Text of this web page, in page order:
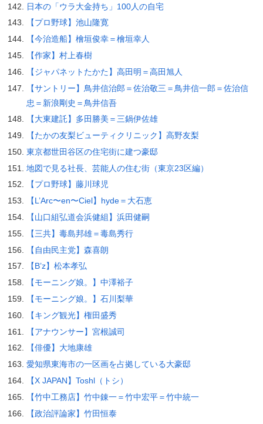
日本の「ウラ大金持ち」100人の自宅
【プロ野球】池山隆寛
【今治造船】檜垣俊幸＝檜垣幸人
【作家】村上春樹
【ジャパネットたかた】高田明＝高田旭人
【サントリー】鳥井信治郎＝佐治敬三＝鳥井信一郎＝佐治信
忠＝新浪剛史＝鳥井信吾
【大東建託】多田勝美＝三鍋伊佐雄
【たかの友梨ビューティクリニック】高野友梨
東京都世田谷区の住宅街に建つ豪邸
地図で見る社長、芸能人の住む街（東京23区編）
【プロ野球】藤川球児
【L’Arc〜en〜Ciel】hyde＝大石恵
【山口組弘道会浜健組】浜田健嗣
【三共】毒島邦雄＝毒島秀行
【自由民主党】森喜朗
【B’z】松本孝弘
【モーニング娘。】中澤裕子
【モーニング娘。】石川梨華
【キング観光】権田盛秀
【アナウンサー】宮根誠司
【俳優】大地康雄
愛知県東海市の一区画を占拠している大豪邸
【X JAPAN】Toshl（トシ）
【竹中工務店】竹中錬一＝竹中宏平＝竹中統一
【政治評論家】竹田恒泰